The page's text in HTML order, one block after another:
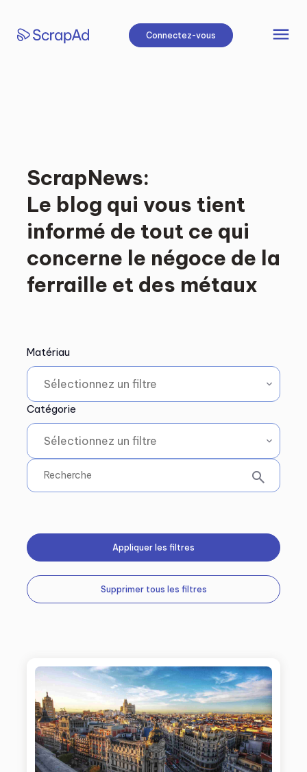
contenu
Connectez-vous menu
ScrapNews:
Le blog qui vous tient
informé de tout ce qui
concerne le négoce de la
ferraille et des métaux
Matériau
Catégorie
Appliquer les filtres
Supprimer tous les filtres